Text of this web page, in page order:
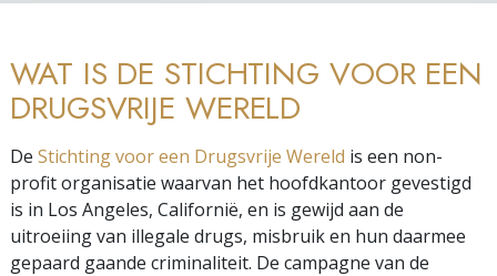
WAT IS DE STICHTING VOOR EEN
DRUGSVRIJE WERELD
De Stichting voor een Drugsvrije Wereld is een non-
profit organisatie waarvan het hoofdkantoor gevestigd
is in Los Angeles, Californië, en is gewijd aan de
uitroeiing van illegale drugs, misbruik en hun daarmee
gepaard gaande criminaliteit. De campagne van de